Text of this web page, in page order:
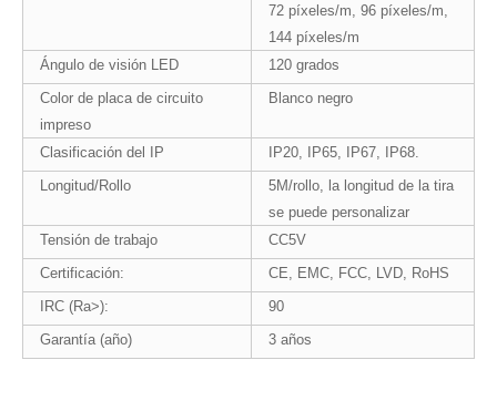
72 píxeles/m, 96 píxeles/m,
144 píxeles/m
Ángulo de visión LED
120 grados
Color de placa de circuito
impreso
Blanco negro
Clasificación del IP
IP20, IP65, IP67, IP68.
Longitud/Rollo
5M/rollo, la longitud de la tira
se puede personalizar
Tensión de trabajo
CC5V
Certificación:
CE, EMC, FCC, LVD, RoHS
IRC (Ra>):
90
Garantía (año)
3 años